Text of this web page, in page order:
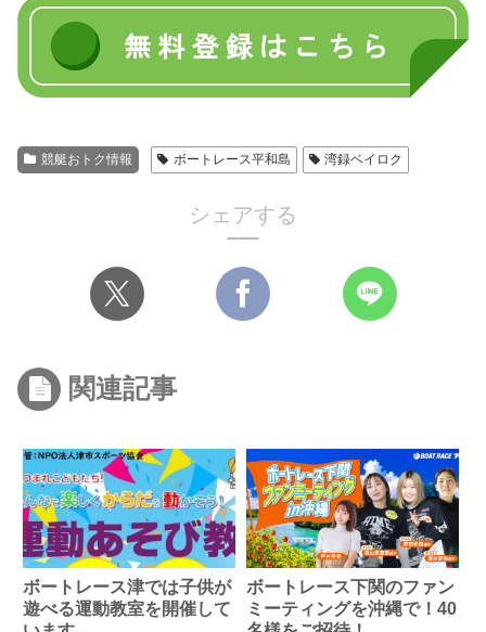
競艇おトク情報 ボートレース平和島 湾録ベイロク
シェアする
関連記事
ボートレース津では子供が
遊べる運動教室を開催して
ボートレース下関のファン
ミーティングを沖縄で！40